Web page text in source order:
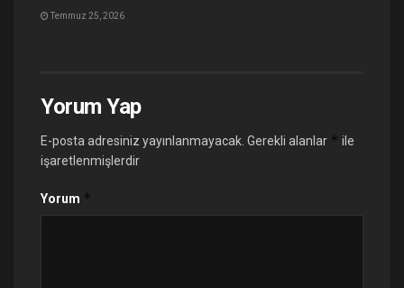
Temmuz 25, 2026
Yorum Yap
E-posta adresiniz yayınlanmayacak. Gerekli alanlar * ile
işaretlenmişlerdir
Yorum *